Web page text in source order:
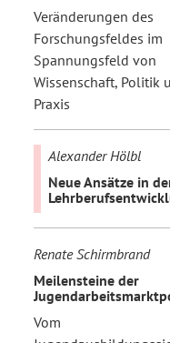
Veränderungen des
Forschungsfeldes im
Spannungsfeld von
Wissenschaft, Politik
Praxis
Alexander Hölbl
Neue Ansätze in
Renate Schirmbrand
Meilensteine der
Vom